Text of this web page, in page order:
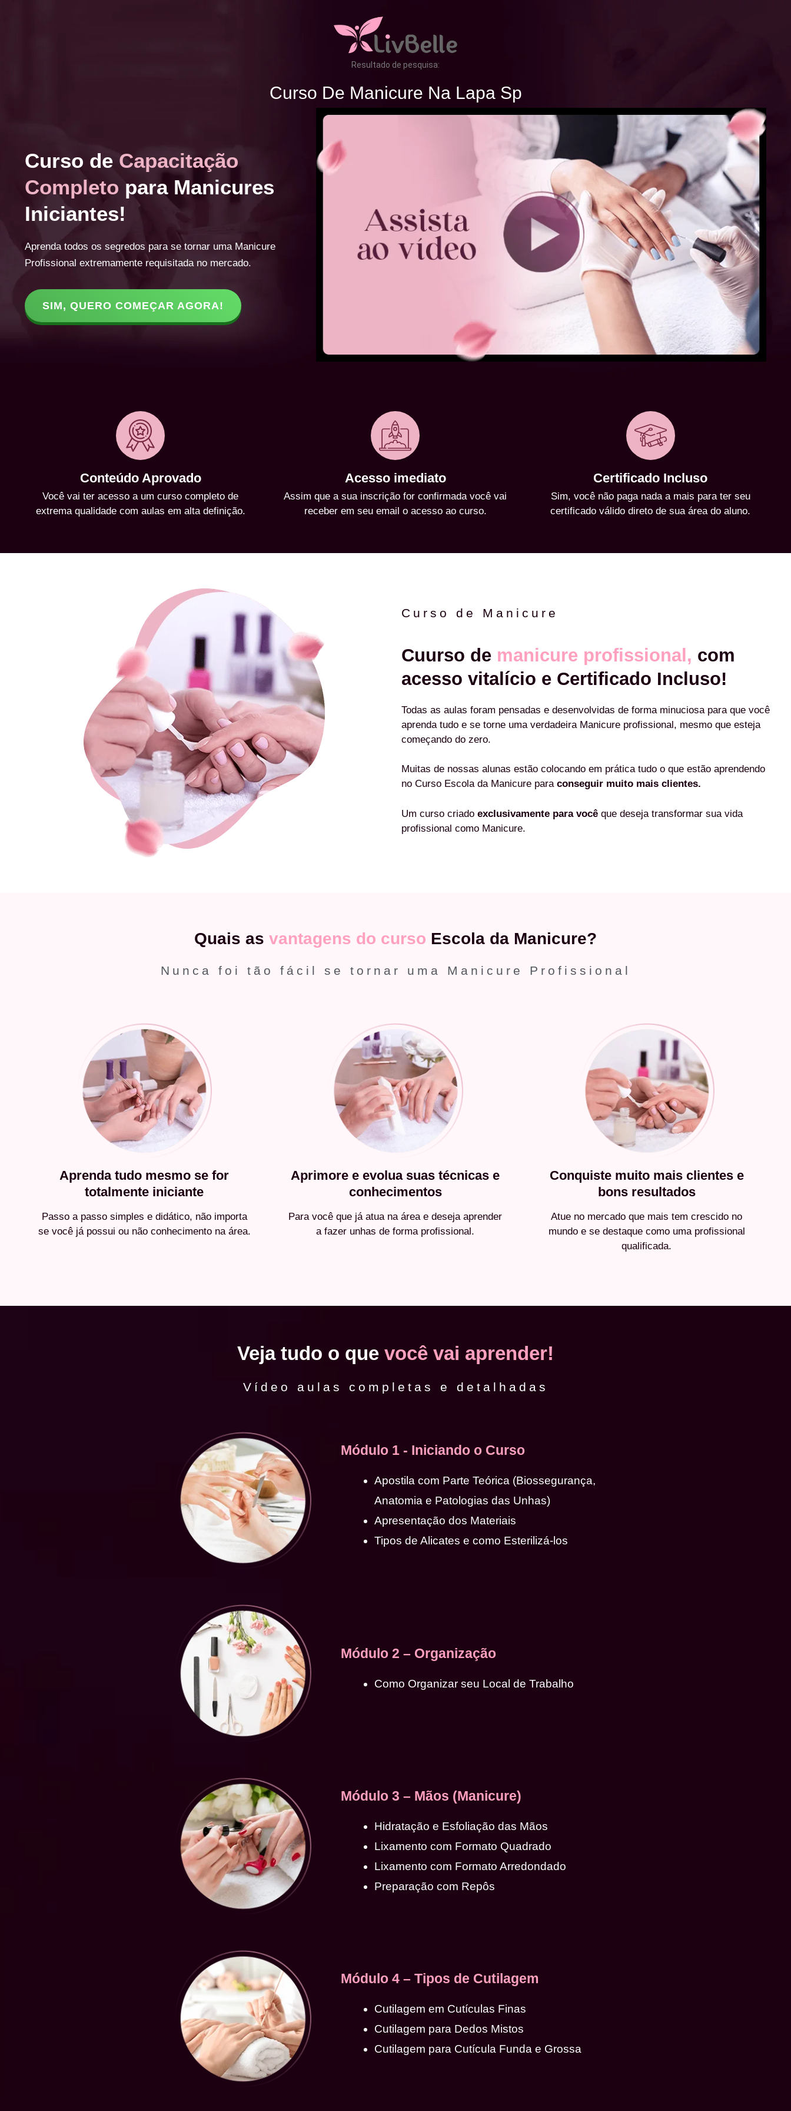
Resultado de pesquisa:
Curso De Manicure Na Lapa Sp
Curso de Capacitação
Completo para Manicures
Iniciantes!
Aprenda todos os segredos para se tornar uma Manicure
Profissional extremamente requisitada no mercado.
SIM, QUERO COMEÇAR AGORA!
Conteúdo Aprovado
Você vai ter acesso a um curso completo de
extrema qualidade com aulas em alta definição.
Acesso imediato
Assim que a sua inscrição for confirmada você vai
receber em seu email o acesso ao curso.
Certificado Incluso
Sim, você não paga nada a mais para ter seu
certificado válido direto de sua área do aluno.
Curso de Manicure
Cuurso de manicure profissional, com
acesso vitalício e Certificado Incluso!
Todas as aulas foram pensadas e desenvolvidas de forma minuciosa para que você
aprenda tudo e se torne uma verdadeira Manicure profissional, mesmo que esteja
começando do zero.
Muitas de nossas alunas estão colocando em prática tudo o que estão aprendendo
no Curso Escola da Manicure para conseguir muito mais clientes.
Um curso criado exclusivamente para você que deseja transformar sua vida
profissional como Manicure.
Quais as vantagens do curso Escola da Manicure?
Nunca foi tão fácil se tornar uma Manicure Profissional
Aprenda tudo mesmo se for
totalmente iniciante
Passo a passo simples e didático, não importa
se você já possui ou não conhecimento na área.
Aprimore e evolua suas técnicas e
conhecimentos
Para você que já atua na área e deseja aprender
a fazer unhas de forma profissional.
Conquiste muito mais clientes e
bons resultados
Atue no mercado que mais tem crescido no
mundo e se destaque como uma profissional
qualificada.
Veja tudo o que você vai aprender!
Vídeo aulas completas e detalhadas
Módulo 1 - Iniciando o Curso
Apostila com Parte Teórica (Biossegurança,
Anatomia e Patologias das Unhas)
Apresentação dos Materiais
Tipos de Alicates e como Esterilizá-los
Módulo 2 – Organização
Como Organizar seu Local de Trabalho
Módulo 3 – Mãos (Manicure)
Hidratação e Esfoliação das Mãos
Lixamento com Formato Quadrado
Lixamento com Formato Arredondado
Preparação com Repôs
Módulo 4 – Tipos de Cutilagem
Cutilagem em Cutículas Finas
Cutilagem para Dedos Mistos
Cutilagem para Cutícula Funda e Grossa